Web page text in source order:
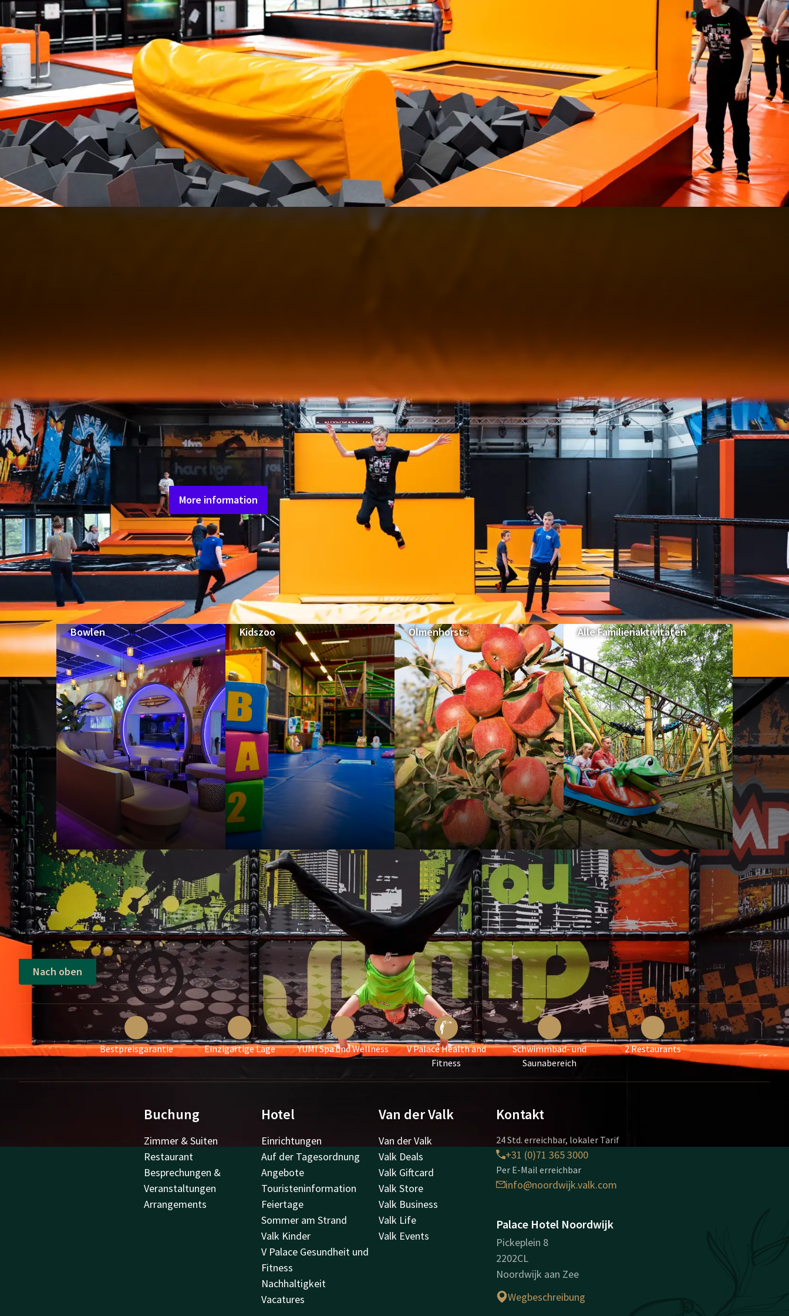
Morgen für Mini-Jumping statt. Hier können die Kinder ungestört hüpfen und springen.
Als Elternteil können Sie sich im Gastronomiebereich aufhalten, wo Sie bequem arbeiten können, während sich
die Kinder austoben.
Jumpin Noordwijk ist täglich geöffnet. Die Zeiten variieren und eine Reservierung ist erforderlich. Möchten Sie
weitere Informationen über Jumpin Noordwijk, die Öffnungszeiten oder eine Reservierung vornehmen? Klicken
Sie dann auf die Schaltfläche unten.
More information
Meer Aktivitäten:
FÜR DIE GANZE FAMILIE
Bowlen Kidszoo Olmenhorst Alle Familienaktivitäten
Nach oben
Bestpreisgarantie Einzigartige Lage YUMI Spa und Wellness
V Palace Health and
Fitness
Schwimmbad- und
Saunabereich
2 Restaurants
Buchung
Zimmer & Suiten
Restaurant
Besprechungen &
Veranstaltungen
Arrangements
Hotel
Einrichtungen
Auf der Tagesordnung
Angebote
Touristeninformation
Feiertage
Sommer am Strand
Valk Kinder
V Palace Gesundheit und
Fitness
Nachhaltigkeit
Vacatures
Van der Valk
Van der Valk
Valk Deals
Valk Giftcard
Valk Store
Valk Business
Valk Life
Valk Events
Kontakt
24 Std. erreichbar, lokaler Tarif
+31 (0)71 365 3000
Per E-Mail erreichbar
info@noordwijk.valk.com
Palace Hotel Noordwijk
Pickeplein 8
2202CL
Noordwijk aan Zee
Wegbeschreibung